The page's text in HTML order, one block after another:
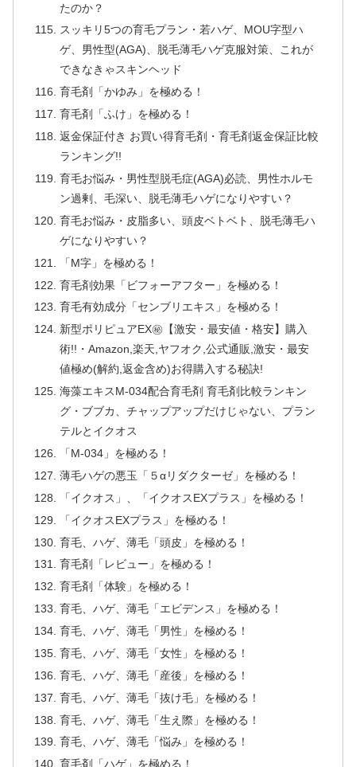
たのか？
スッキリ5つの育毛プラン・若ハゲ、MOU字型ハ
ゲ、男性型(AGA)、脱毛薄毛ハゲ克服対策、これが
できなきゃスキンヘッド
育毛剤「かゆみ」を極める！
育毛剤「ふけ」を極める！
返金保証付き お買い得育毛剤・育毛剤返金保証比較
ランキング!!
育毛お悩み・男性型脱毛症(AGA)必読、男性ホルモ
ン過剰、毛深い、脱毛薄毛ハゲになりやすい？
育毛お悩み・皮脂多い、頭皮ベトベト、脱毛薄毛ハ
ゲになりやすい？
「M字」を極める！
育毛剤効果「ビフォーアフター」を極める！
育毛有効成分「センブリエキス」を極める！
新型ポリピュアEX㊙【激安・最安値・格安】購入
術!!・Amazon,楽天,ヤフオク,公式通販,激安・最安
値極め(解約,返金含め)お得購入する秘訣!
海藻エキスM-034配合育毛剤 育毛剤比較ランキン
グ・ブブカ、チャップアップだけじゃない、プラン
テルとイクオス
「M-034」を極める！
薄毛ハゲの悪玉「５αリダクターゼ」を極める！
「イクオス」、「イクオスEXプラス」を極める！
「イクオスEXプラス」を極める！
育毛、ハゲ、薄毛「頭皮」を極める！
育毛剤「レビュー」を極める！
育毛剤「体験」を極める！
育毛、ハゲ、薄毛「エビデンス」を極める！
育毛、ハゲ、薄毛「男性」を極める！
育毛、ハゲ、薄毛「女性」を極める！
育毛、ハゲ、薄毛「産後」を極める！
育毛、ハゲ、薄毛「抜け毛」を極める！
育毛、ハゲ、薄毛「生え際」を極める！
育毛、ハゲ、薄毛「悩み」を極める！
育毛剤「ハゲ」を極める！